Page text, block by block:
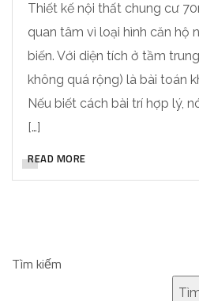
Thiết kế nội thất chung cư
quan tâm vì loại hình căn hộ
biến. Với diện tích ở tầm
không quá rộng) là bài toán
Nếu biết cách bài trí hợp lý,
[…]
READ MORE
Tìm kiếm